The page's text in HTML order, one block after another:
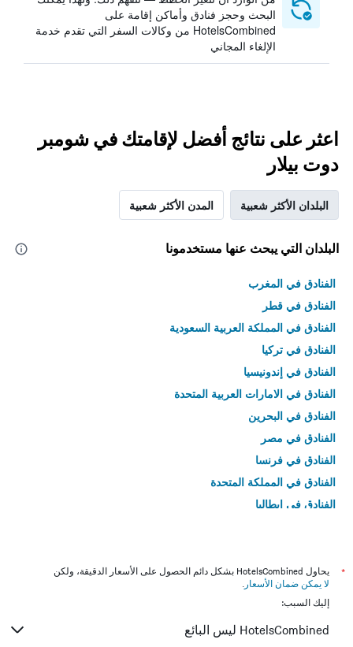
البحث وحجز فنادق وأماكن إقامة على
HotelsCombined من وكالات السفر التي تقدم خدمة
الإلغاء المجاني
اعثر على نتائج أفضل لإقامتك في شومبر
دوت بيلار
البلدان الأكثر شعبية المدن الأكثر شعبية
البلدان التي يبحث عنها مستخدمونا
الفنادق في المغرب
الفنادق في قطر
الفنادق في المملكة العربية السعودية
الفنادق في تركيا
الفنادق في إندونيسيا
الفنادق في الامارات العربية المتحدة
الفنادق في البحرين
الفنادق في مصر
الفنادق في فرنسا
الفنادق في المملكة المتحدة
الفنادق في إيطاليا
*
يحاول HotelsCombined بشكل دائم الحصول على الأسعار الدقيقة، ولكن
لا يمكن ضمان الأسعار .
إليك السبب:
HotelsCombined ليس البائع